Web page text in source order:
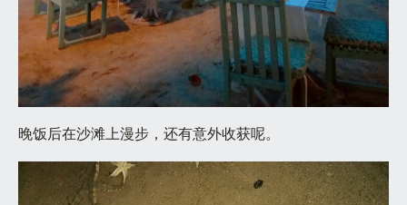
晚饭后在沙滩上漫步，还有意外收获呢。